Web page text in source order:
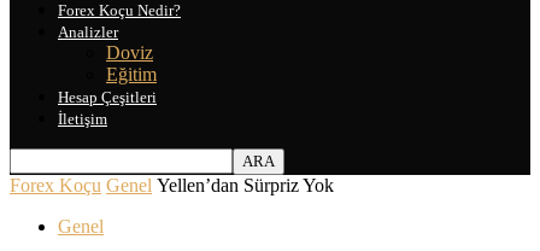
Forex Koçu Nedir?
Analizler
Doviz
Eğitim
Hesap Çeşitleri
İletişim
Forex Koçu Genel Yellen’dan Sürpriz Yok
Genel